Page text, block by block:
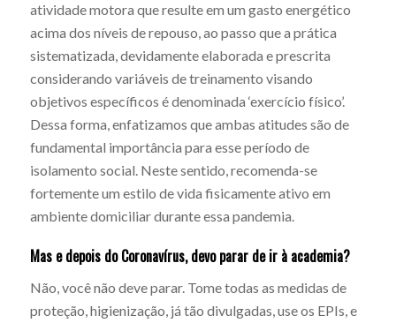
atividade motora que resulte em um gasto energético
acima dos níveis de repouso, ao passo que a prática
sistematizada, devidamente elaborada e prescrita
considerando variáveis de treinamento visando
objetivos específicos é denominada ‘exercício físico’.
Dessa forma, enfatizamos que ambas atitudes são de
fundamental importância para esse período de
isolamento social. Neste sentido, recomenda-se
fortemente um estilo de vida fisicamente ativo em
ambiente domiciliar durante essa pandemia.
Mas e depois do Coronavírus, devo parar de ir à academia?
Não, você não deve parar. Tome todas as medidas de
proteção, higienização, já tão divulgadas, use os EPIs, e